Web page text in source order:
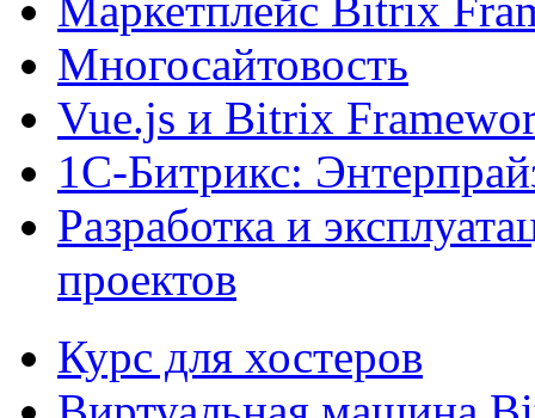
Многосайтовость
Vue.js и Bitrix
1С-Битрикс:
Разработка и
проектов
Курс для хостеров